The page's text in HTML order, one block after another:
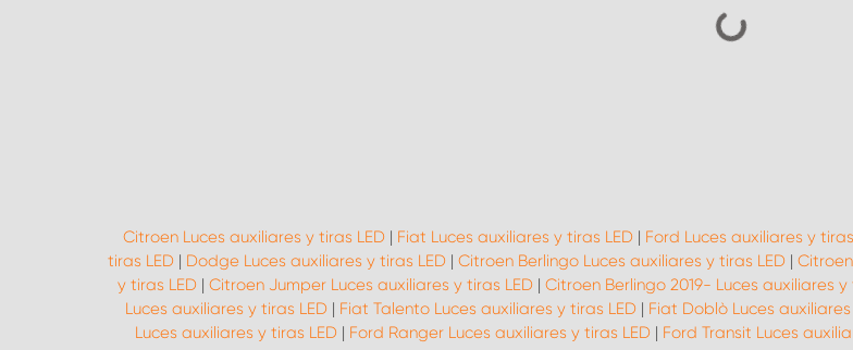
Citroen Luces auxiliares y tiras LED | Fiat Luces auxiliares y tiras LED | Ford Luces auxiliares y
tiras LED | Dodge Luces auxiliares y tiras LED | Citroen Berlingo Luces auxiliares y tiras LED |
y tiras LED| Citroen Jumper Luces auxiliares y tiras LED| Citroen Berlingo 2019- Luces auxiliares y
Luces auxiliares y tiras LED | Fiat Talento Luces auxiliares y tiras LED | Fiat Doblò Luces
Luces auxiliares y tiras LED | Ford Ranger Luces auxiliares y tiras LED | Ford Transit Luces